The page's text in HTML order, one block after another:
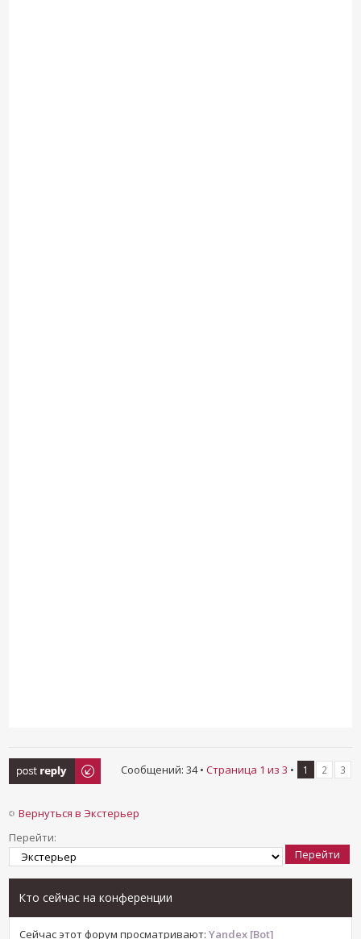
Ответить Сообщений: 34 • Страница 1 из 3 • 1 2 3
Вернуться в Экстерьер
Перейти:
Кто сейчас на конференции
Сейчас этот форум просматривают:Yandex [Bot]